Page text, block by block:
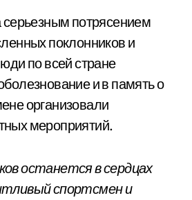
серьезным потрясением
поклонников и
по всей стране
и в память о
организовали
мероприятий.
останется в сердцах
спортсмен и